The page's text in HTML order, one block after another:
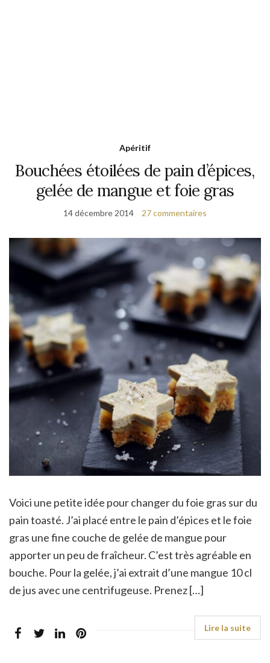
Apéritif
Bouchées étoilées de pain d’épices,
gelée de mangue et foie gras
14 décembre 2014 27 commentaires
Voici une petite idée pour changer du foie gras sur du
pain toasté. J’ai placé entre le pain d’épices et le foie
gras une fine couche de gelée de mangue pour
apporter un peu de fraîcheur. C’est très agréable en
bouche. Pour la gelée, j’ai extrait d’une mangue 10 cl
de jus avec une centrifugeuse. Prenez […]